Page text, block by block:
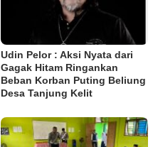
Udin Pelor : Aksi Nyata dari
Gagak Hitam Ringankan
Beban Korban Puting Beliung
Desa Tanjung Kelit